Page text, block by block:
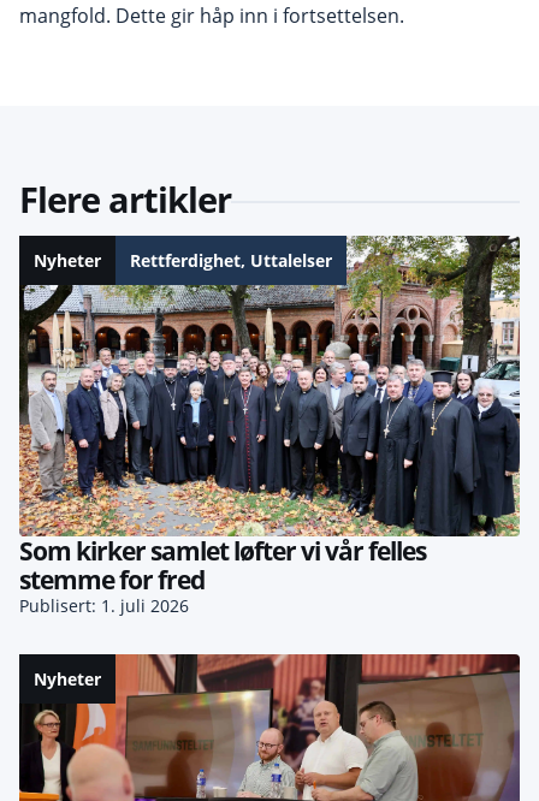
mangfold. Dette gir håp inn i fortsettelsen.
Flere artikler
Nyheter Rettferdighet, Uttalelser
Som kirker samlet løfter vi vår felles
stemme for fred
Publisert: 1. juli 2026
Nyheter